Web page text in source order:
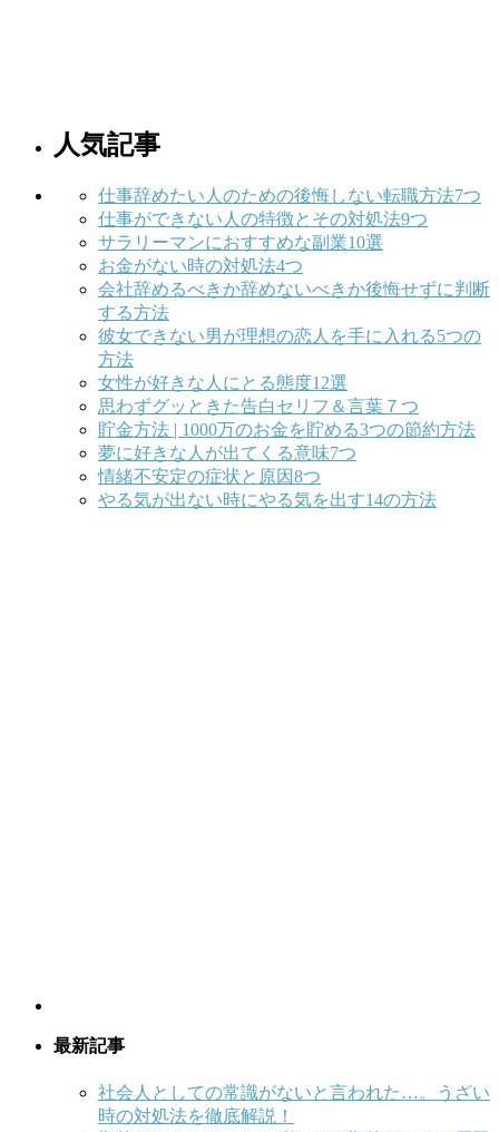
人気記事
仕事辞めたい人のための後悔しない転職方法7つ
仕事ができない人の特徴とその対処法9つ
サラリーマンにおすすめな副業10選
お金がない時の対処法4つ
会社辞めるべきか辞めないべきか後悔せずに判断
する方法
彼女できない男が理想の恋人を手に入れる5つの
方法
女性が好きな人にとる態度12選
思わずグッときた告白セリフ＆言葉７つ
貯金方法 | 1000万のお金を貯める3つの節約方法
夢に好きな人が出てくる意味7つ
情緒不安定の症状と原因8つ
やる気が出ない時にやる気を出す14の方法
最新記事
社会人としての常識がないと言われた…。うざい
時の対処法を徹底解説！